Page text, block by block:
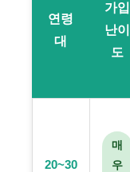
연령
대
가입
난이
도
20~30
매
우